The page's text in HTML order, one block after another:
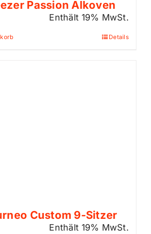
Passion Alkoven
Enthält 19% MwSt.
Details
Custom 9-Sitzer
Enthält 19% MwSt.